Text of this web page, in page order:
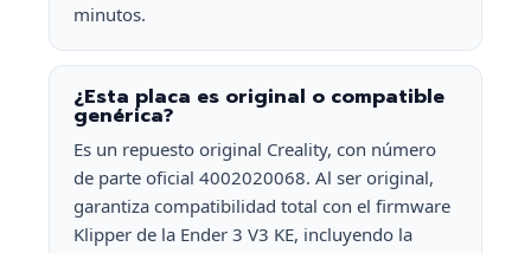
minutos.
¿Esta placa es original o compatible
genérica?
Es un repuesto original Creality, con número
de parte oficial 4002020068. Al ser original,
garantiza compatibilidad total con el firmware
Klipper de la Ender 3 V3 KE, incluyendo la